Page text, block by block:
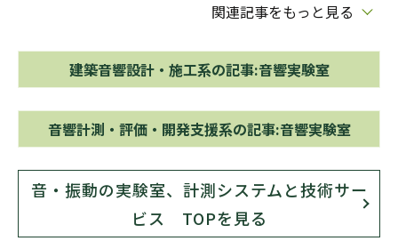
関連記事をもっと見る
建築音響設計・施工系の記事:音響実験室
音響計測・評価・開発支援系の記事:音響実験室
音・振動の実験室、計測システムと技術サー
ビス TOPを見る